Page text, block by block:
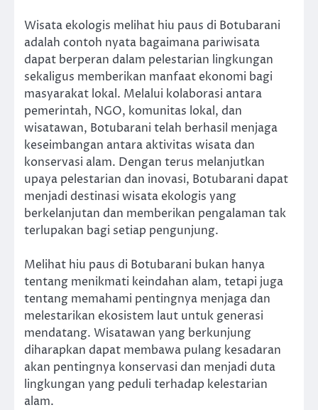
Wisata ekologis melihat hiu paus di Botubarani
adalah contoh nyata bagaimana pariwisata
dapat berperan dalam pelestarian lingkungan
sekaligus memberikan manfaat ekonomi bagi
masyarakat lokal. Melalui kolaborasi antara
pemerintah, NGO, komunitas lokal, dan
wisatawan, Botubarani telah berhasil menjaga
keseimbangan antara aktivitas wisata dan
konservasi alam. Dengan terus melanjutkan
upaya pelestarian dan inovasi, Botubarani dapat
menjadi destinasi wisata ekologis yang
berkelanjutan dan memberikan pengalaman tak
terlupakan bagi setiap pengunjung.
Melihat hiu paus di Botubarani bukan hanya
tentang menikmati keindahan alam, tetapi juga
tentang memahami pentingnya menjaga dan
melestarikan ekosistem laut untuk generasi
mendatang. Wisatawan yang berkunjung
diharapkan dapat membawa pulang kesadaran
akan pentingnya konservasi dan menjadi duta
lingkungan yang peduli terhadap kelestarian
alam.